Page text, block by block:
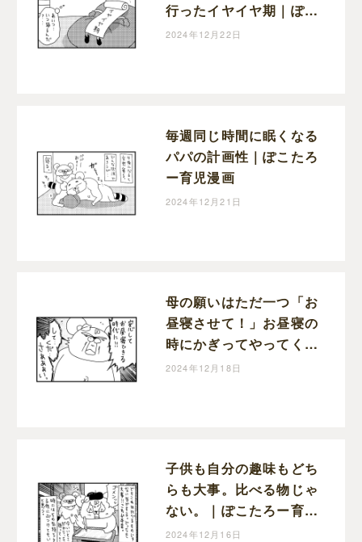
行ったイヤイヤ期｜ぽこ
たろー育児漫画
2024年12月22日
毎週同じ時間に眠くなる
パパの計画性｜ぽこたろ
ー育児漫画
2024年12月21日
母の願いはただ一つ「お
昼寝させて！」お昼寝の
時にかぎってやってくる
宣伝車｜ぽこたろー育児
2024年12月18日
子供も自分の趣味もどち
らも大事。比べる物じゃ
ない。｜ぽこたろー育児
漫画
2024年12月16日